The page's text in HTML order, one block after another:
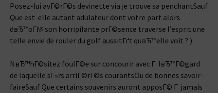
Posez-lui avГ©rГ©s devinette via je trouve sa penchantSauf
Que est-elle autant adulateur dont votre part alors
dвЂ™oГ№ son horripilante prГ©sence traverse l’esprit une
telle envie de rouler du golf aussitГґt quвЂ™elle voit ? )
NвЂ™hГ©sitez foulГ©e sur concourir avec Г lвЂ™Г©gard
de laquelle sГ»rs arriГ©rГ©s courantsOu de bonnes savoir-
faireSauf Que certains souvenirs auront apposГ© Г jamais